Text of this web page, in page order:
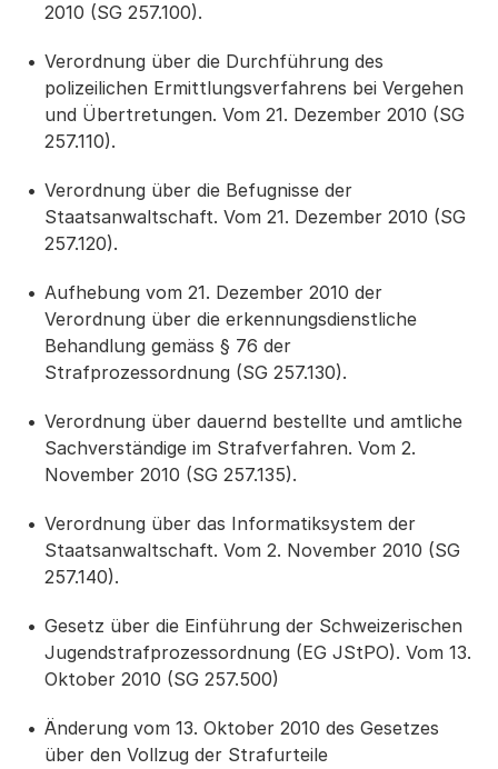
2010 (SG 257.100).
Verordnung über die Durchführung des
polizeilichen Ermittlungsverfahrens bei Vergehen
und Übertretungen. Vom 21. Dezember 2010 (SG
257.110).
Verordnung über die Befugnisse der
Staatsanwaltschaft. Vom 21. Dezember 2010 (SG
257.120).
Aufhebung vom 21. Dezember 2010 der
Verordnung über die erkennungsdienstliche
Behandlung gemäss § 76 der
Strafprozessordnung (SG 257.130).
Verordnung über dauernd bestellte und amtliche
Sachverständige im Strafverfahren. Vom 2.
November 2010 (SG 257.135).
Verordnung über das Informatiksystem der
Staatsanwaltschaft. Vom 2. November 2010 (SG
257.140).
Gesetz über die Einführung der Schweizerischen
Jugendstrafprozessordnung (EG JStPO). Vom 13.
Oktober 2010 (SG 257.500)
Änderung vom 13. Oktober 2010 des Gesetzes
über den Vollzug der Strafurteile